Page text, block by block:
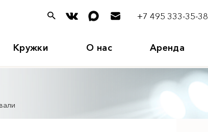
+7 495 333-35-38
Кружки О нас Аренда